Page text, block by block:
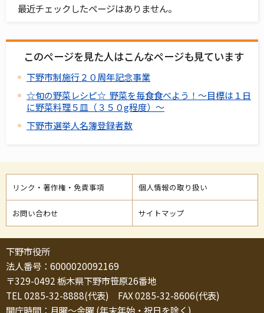
最近チェックしたページはありません。
このページを見た人はこんなページも見ています
下野市制施行２０周年記念事業
☆旬の野菜レシピ☆ 野菜を毎食食べよう！～目標は１日
に野菜料理５皿（３５０g程度）～
下野市選挙人名簿登録者数
リンク・著作権・免責事項 個人情報の取り扱い
お問い合わせ サイトマップ
下野市役所
法人番号：6000020092169
〒329-0492 栃木県下野市笹原26番地
TEL 0285-32-8888(代表) FAX 0285-32-8606(代表)
開庁時間：月曜～金曜 (年末年始・祝日を除く)